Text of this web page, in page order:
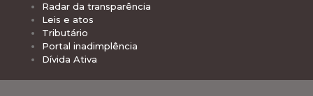
Radar da transparência
Leis e atos
Tributário
Portal inadimplência
Dívida Ativa